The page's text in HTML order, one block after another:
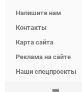
Напишите нам
Контакты
Карта сайта
Реклама на сайте
Наши спецпроекты